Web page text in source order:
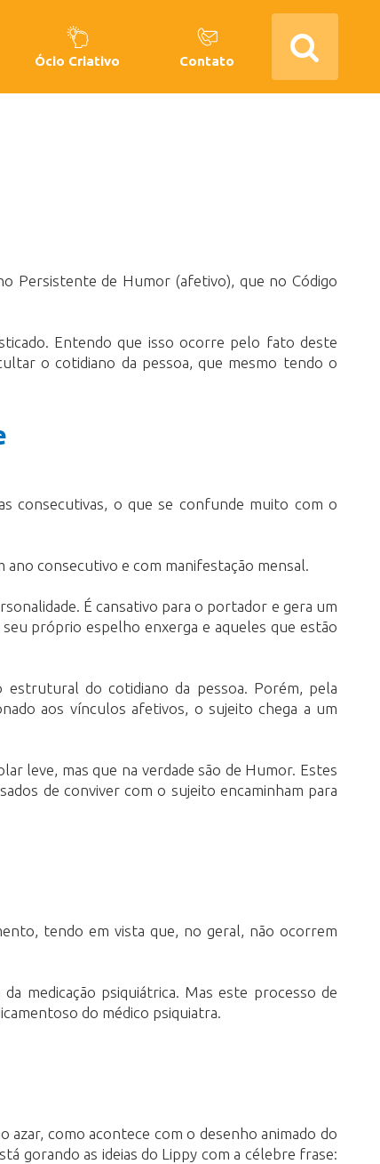
Ócio Criativo Contato
Persistente de Humor (afetivo), que no Código
Entendo que isso ocorre pelo fato deste
o cotidiano da pessoa, que mesmo tendo o
consecutivas, o que se confunde muito com o
consecutivo e com manifestação mensal.
É cansativo para o portador e gera um
próprio espelho enxerga e aqueles que estão
do cotidiano da pessoa. Porém, pela
aos vínculos afetivos, o sujeito chega a um
leve, mas que na verdade são de Humor. Estes
de conviver com o sujeito encaminham para
tendo em vista que, no geral, não ocorrem
medicação psiquiátrica. Mas este processo de
do médico psiquiatra.
como acontece com o desenho animado do
gorando as ideias do Lippy com a célebre frase: